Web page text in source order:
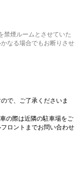
禁煙ルームとさせていた
なる場合でもお断りさせ
で、ご了承くださいま
の際は近隣の駐車場をご
ロントまでお問い合わせ